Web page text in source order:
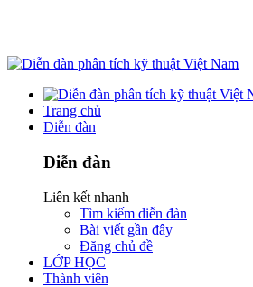
Trang chủ
Diễn đàn
Diễn đàn
Liên kết nhanh
Tìm kiếm diễn đàn
Bài viết gần đây
Đăng chủ đề
LỚP HỌC
Thành viên